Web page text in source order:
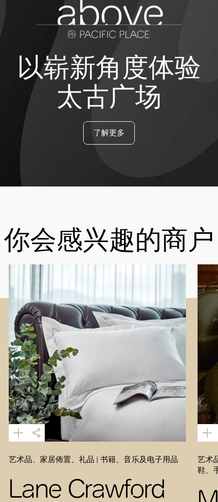
以崭新角度体验
太古广场
了解更多
你会感兴趣的商户
艺术品、家居佈置、礼品 | 书籍、音乐及电子用品
Lane Crawford
艺术
鞋、